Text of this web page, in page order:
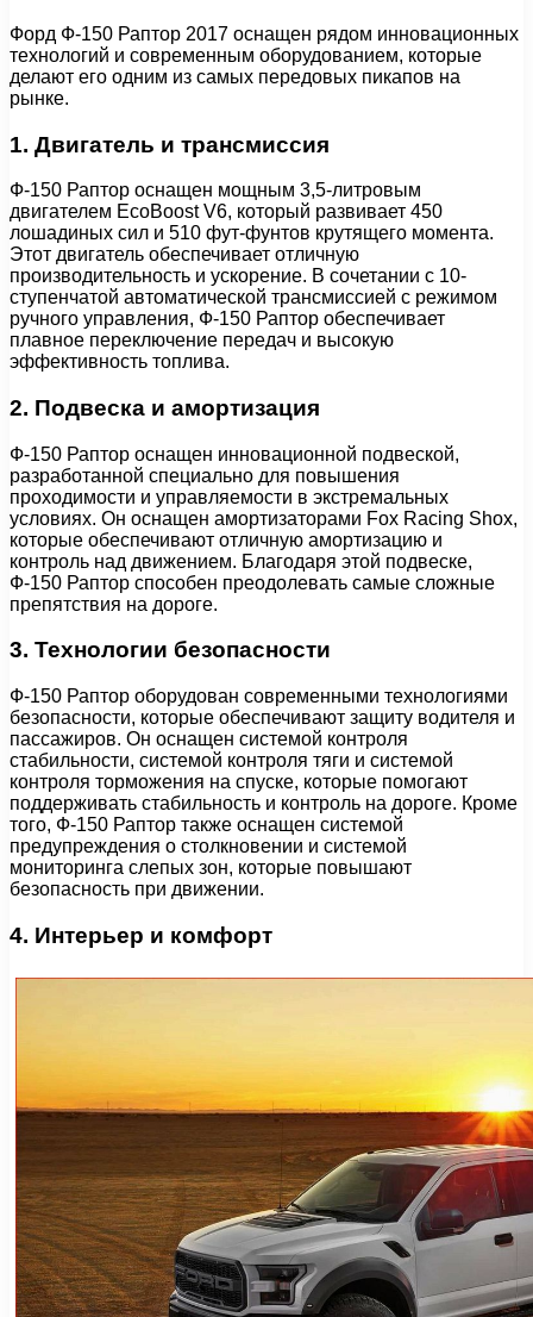
Форд Ф-150 Раптор 2017 оснащен рядом инновационных
технологий и современным оборудованием, которые
делают его одним из самых передовых пикапов на
рынке.
1. Двигатель и трансмиссия
Ф-150 Раптор оснащен мощным 3,5-литровым
двигателем EcoBoost V6, который развивает 450
лошадиных сил и 510 фут-фунтов крутящего момента.
Этот двигатель обеспечивает отличную
производительность и ускорение. В сочетании с 10-
ступенчатой автоматической трансмиссией с режимом
ручного управления, Ф-150 Раптор обеспечивает
плавное переключение передач и высокую
эффективность топлива.
2. Подвеска и амортизация
Ф-150 Раптор оснащен инновационной подвеской,
разработанной специально для повышения
проходимости и управляемости в экстремальных
условиях. Он оснащен амортизаторами Fox Racing Shox,
которые обеспечивают отличную амортизацию и
контроль над движением. Благодаря этой подвеске,
Ф-150 Раптор способен преодолевать самые сложные
препятствия на дороге.
3. Технологии безопасности
Ф-150 Раптор оборудован современными технологиями
безопасности, которые обеспечивают защиту водителя и
пассажиров. Он оснащен системой контроля
стабильности, системой контроля тяги и системой
контроля торможения на спуске, которые помогают
поддерживать стабильность и контроль на дороге. Кроме
того, Ф-150 Раптор также оснащен системой
предупреждения о столкновении и системой
мониторинга слепых зон, которые повышают
безопасность при движении.
4. Интерьер и комфорт